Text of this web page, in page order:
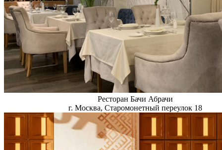
Ресторан Бачи Абрачи
г. Москва, Старомонетный переулок 18